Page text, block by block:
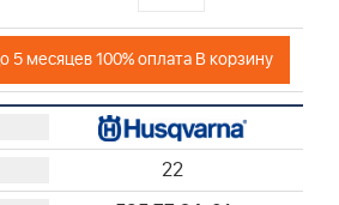
5 месяцев 100% оплата В корзину
22